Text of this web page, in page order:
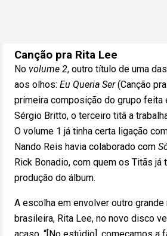
Canção pra Rita Lee
No volume 2, outro título de uma
aos olhos: Eu Queria Ser(Canção
primeira composição do grupo feita
Sérgio Britto, o terceiro titã a
O volume 1 já tinha certa ligação
Nando Reis havia colaborado com
Rick Bonadio, com quem os Titãs já
produção do álbum.
A escolha em envolver outro
brasileira, Rita Lee, no novo disco